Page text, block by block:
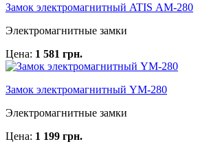
Замок электромагнитный ATIS АМ-280
Электромагнитные замки
Цена: 1 581 грн.
Замок электромагнитный YM-280
Электромагнитные замки
Цена: 1 199 грн.